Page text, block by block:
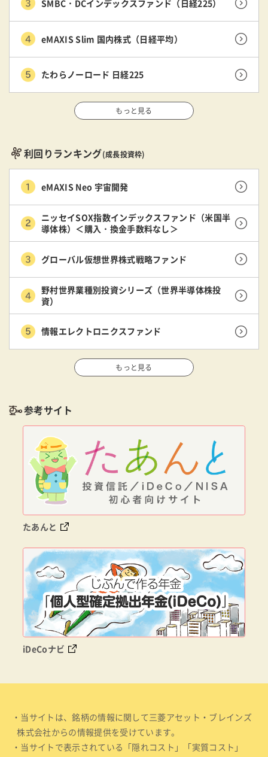
SMBC・DCインデックスファンド（日経225）
eMAXIS Slim 国内株式（日経平均）
たわらノーロード 日経225
もっと見る
利回りランキング(成長投資枠)
eMAXIS Neo 宇宙開発
ニッセイSOX指数インデックスファンド（米国半
導体株）＜購入・換金手数料なし＞
グローバル仮想世界株式戦略ファンド
野村世界業種別投資シリーズ（世界半導体株投
資）
情報エレクトロニクスファンド
もっと見る
参考サイト
たあんと
iDeCoナビ
・当サイトは、銘柄の情報に関して三菱アセット・ブレインズ
株式会社からの情報提供を受けています。
・当サイトで表示されている「隠れコスト」「実質コスト」